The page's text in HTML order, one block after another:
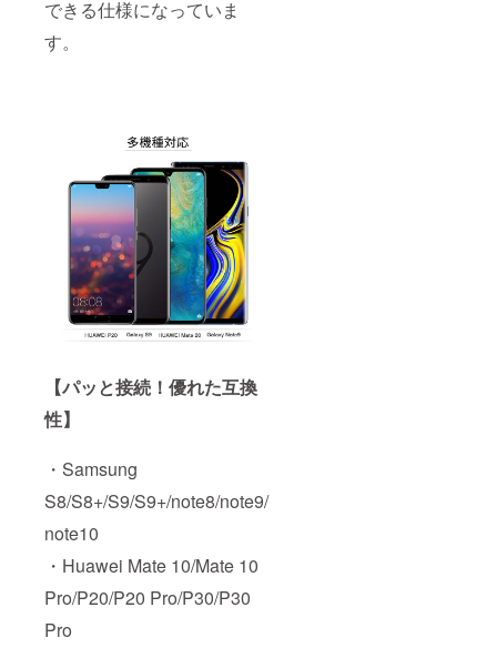
できる仕様になっていま
す。
【パッと接続！優れた互換
性】
・Samsung
S8/S8+/S9/S9+/note8/note9/
note10
・Huawei Mate 10/Mate 10
Pro/P20/P20 Pro/P30/P30
Pro